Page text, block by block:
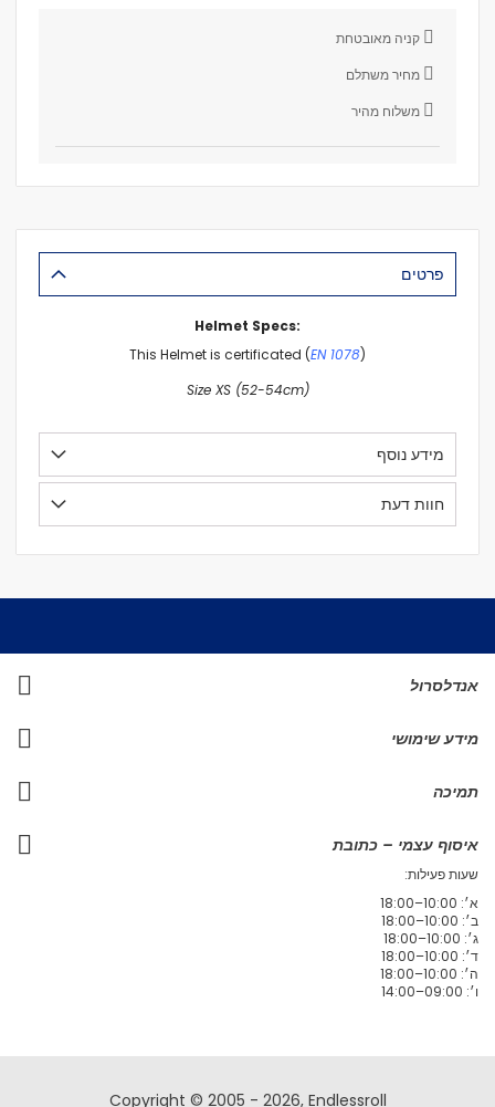
קניה מאובטחת
מחיר משתלם
משלוח מהיר
פרטים
Helmet Specs:
This Helmet is certificated (EN 1078)
Size XS (52-54cm)
מידע נוסף
חוות דעת
אנדלסרול
מידע שימושי
תמיכה
איסוף עצמי – כתובת
שעות פעילות:
א׳: 10:00–18:00
ב׳: 10:00–18:00
ג׳: 10:00–18:00
ד׳: 10:00–18:00
ה׳: 10:00–18:00
ו׳: 09:00–14:00
Copyright © 2005 - 2026, Endlessroll